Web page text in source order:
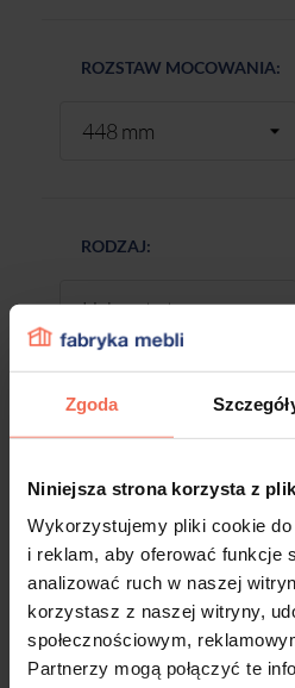
Zgoda
Niniejsza strona korzysta z
Wykorzystujemy pliki cookie
i reklam, aby oferować funkcje
analizować ruch w naszej
korzystasz z naszej witryny,
społecznościowym,
Partnerzy mogą połączyć te
ROZSTAW MOCOWANIA:
RODZAJ:
DODAJ DO
Próbki są produktem
Produkty te nie